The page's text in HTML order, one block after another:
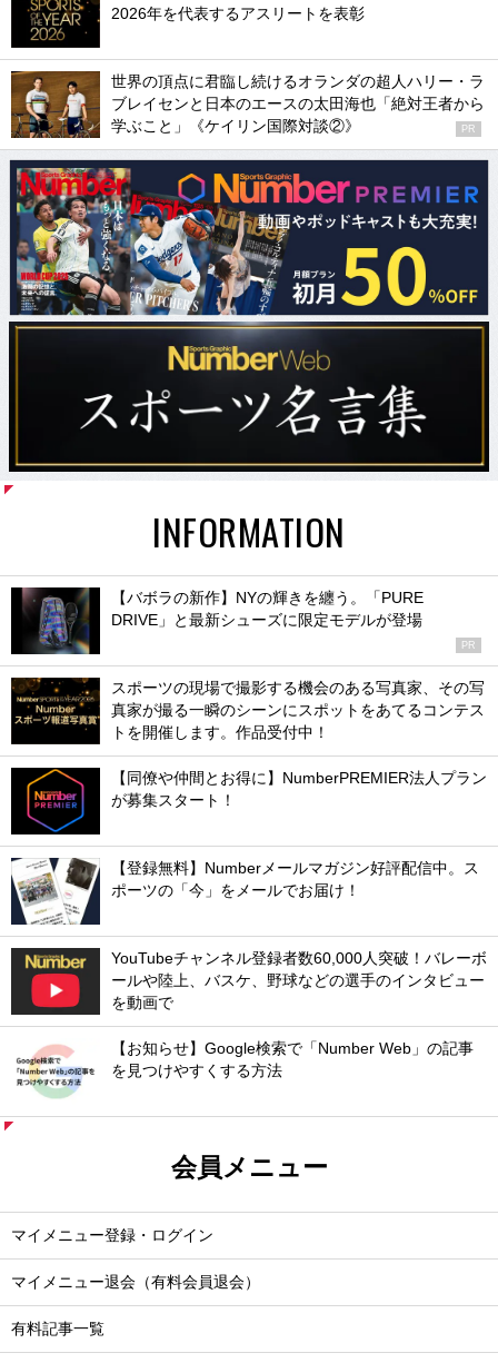
2026年を代表するアスリートを表彰
世界の頂点に君臨し続けるオランダの超人ハリー・ラ
ブレイセンと日本のエースの太田海也「絶対王者から
学ぶこと」《ケイリン国際対談②》
PR
INFORMATION
【バボラの新作】NYの輝きを纏う。「PURE
DRIVE」と最新シューズに限定モデルが登場
PR
スポーツの現場で撮影する機会のある写真家、その写
真家が撮る一瞬のシーンにスポットをあてるコンテス
トを開催します。作品受付中！
【同僚や仲間とお得に】NumberPREMIER法人プラン
が募集スタート！
【登録無料】Numberメールマガジン好評配信中。ス
ポーツの「今」をメールでお届け！
YouTubeチャンネル登録者数60,000人突破！バレーボ
ールや陸上、バスケ、野球などの選手のインタビュー
を動画で
【お知らせ】Google検索で「Number Web」の記事
を見つけやすくする方法
会員メニュー
マイメニュー登録・ログイン
マイメニュー退会（有料会員退会）
有料記事一覧